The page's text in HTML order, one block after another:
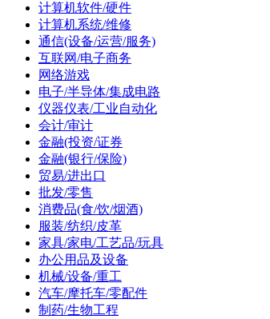
计算机软件/硬件
计算机系统/维修
通信(设备/运营/服务)
互联网/电子商务
网络游戏
电子/半导体/集成电路
仪器仪表/工业自动化
会计/审计
金融(投资/证券
金融(银行/保险)
贸易/进出口
批发/零售
消费品(食/饮/烟酒)
服装/纺织/皮革
家具/家电/工艺品/玩具
办公用品及设备
机械/设备/重工
汽车/摩托车/零配件
制药/生物工程